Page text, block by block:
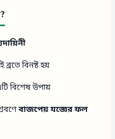
বিনষ্ট হয়
বিশেষ উপায়
বাজপেয় যজ্ঞের ফল